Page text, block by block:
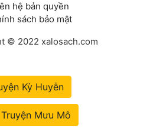
hệ bản quyền
sách bảo mật
© 2022 xalosach.com
Kỳ Huyễn
Truyện Mưu Mô